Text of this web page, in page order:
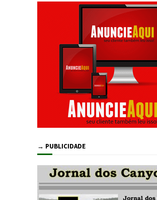
→ PUBLICIDADE